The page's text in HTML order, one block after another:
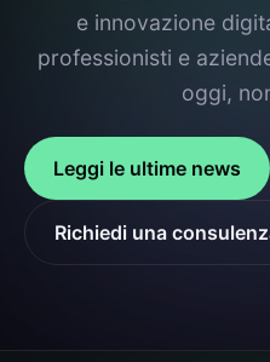
e innovazione
professionisti e
oggi,
Leggi le ultime news
Richiedi una